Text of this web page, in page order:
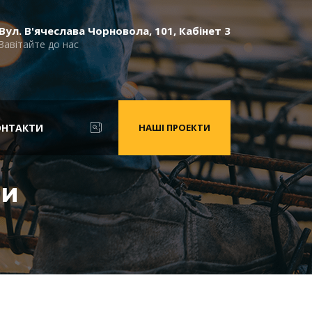
Вул. В'ячеслава Чорновола, 101, Кабінет 3
до нас
НАШІ ПРОЕКТИ